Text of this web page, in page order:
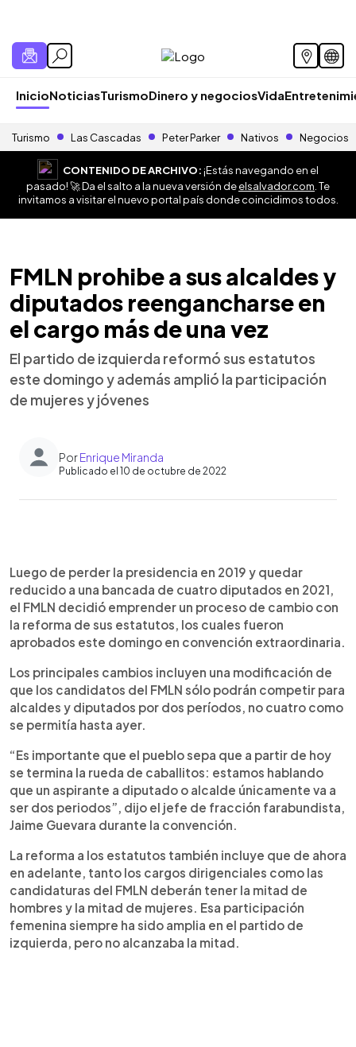
InicioNoticiasTurismoDinero y negociosVida
Turismo Las Cascadas Peter Parker Nativos Negocios
CONTENIDO DE ARCHIVO:¡Estás navegando en el
pasado! 🚀 Da el salto a la nueva versión deelsalvador.com . Te
invitamos a visitar el nuevo portal país donde coincidimos todos.
FMLN prohibe a sus alcaldes y
diputados reengancharse en
el cargo más de una vez
El partido de izquierda reformó sus estatutos
este domingo y además amplió la participación
de mujeres y jóvenes
PorEnrique Miranda
Publicado el 10 de octubre de 2022
► Escuchar artículo
Luego de perder la presidencia en 2019 y quedar
reducido a una bancada de cuatro diputados en 2021,
el FMLN decidió emprender un proceso de cambio con
la reforma de sus estatutos, los cuales fueron
aprobados este domingo en convención extraordinaria.
Los principales cambios incluyen una modificación de
que los candidatos del FMLN sólo podrán competir para
alcaldes y diputados por dos períodos, no cuatro como
se permitía hasta ayer.
“Es importante que el pueblo sepa que a partir de hoy
se termina la rueda de caballitos: estamos hablando
que un aspirante a diputado o alcalde únicamente va a
ser dos periodos”, dijo el jefe de fracción farabundista,
Jaime Guevara durante la convención.
La reforma a los estatutos también incluye que de ahora
en adelante, tanto los cargos dirigenciales como las
candidaturas del FMLN deberán tener la mitad de
hombres y la mitad de mujeres. Esa participación
femenina siempre ha sido amplia en el partido de
izquierda, pero no alcanzaba la mitad.